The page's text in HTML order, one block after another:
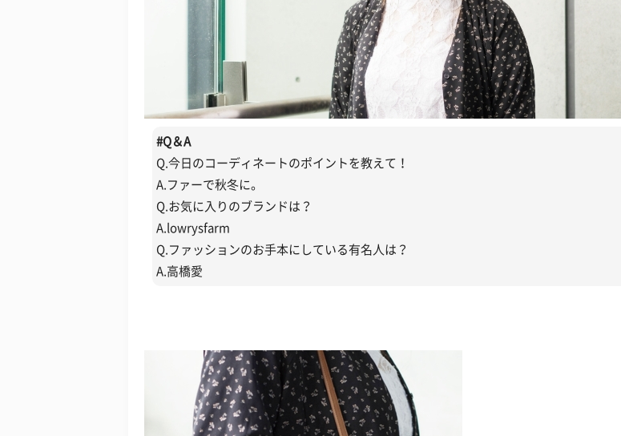
#Q＆A
Q.今日のコーディネートのポイントを教えて！
A.ファーで秋冬に。
Q.お気に入りのブランドは？
A.lowrysfarm
Q.ファッションのお手本にしている有名人は？
A.高橋愛